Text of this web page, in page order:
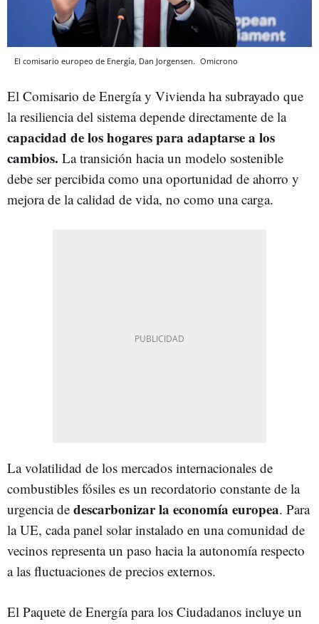
El comisario europeo de Energía, Dan Jorgensen. Omicrono
El Comisario de Energía y Vivienda ha subrayado que
la resiliencia del sistema depende directamente de la
capacidad de los hogares para adaptarse a los
cambios. La transición hacia un modelo sostenible
debe ser percibida como una oportunidad de ahorro y
mejora de la calidad de vida, no como una carga.
La volatilidad de los mercados internacionales de
combustibles fósiles es un recordatorio constante de la
urgencia de descarbonizar la economía europea. Para
la UE, cada panel solar instalado en una comunidad de
vecinos representa un paso hacia la autonomía respecto
a las fluctuaciones de precios externos.
El Paquete de Energía para los Ciudadanos incluye un